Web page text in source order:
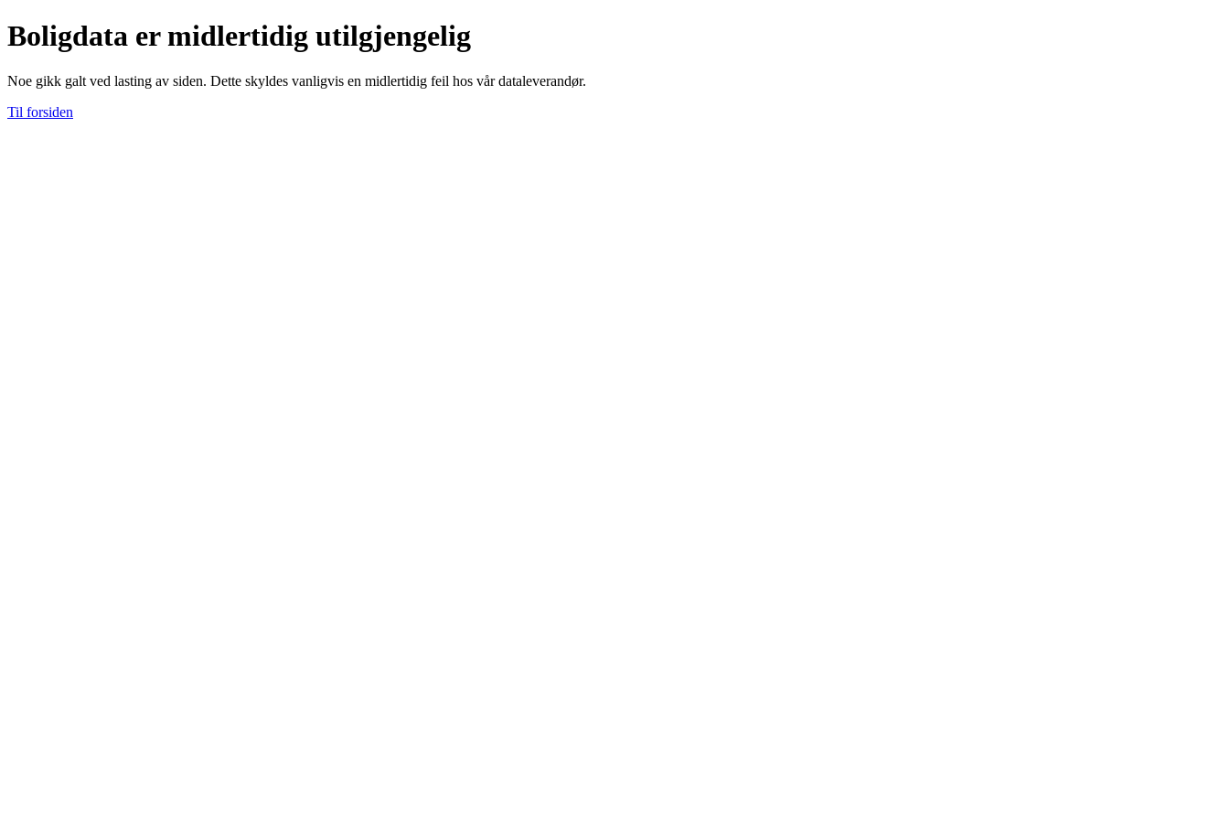
Boligdata er midlertidig utilgjengelig
Noe gikk galt ved lasting av siden. Dette skyldes vanligvis en midlertidig feil hos vår dataleverandør.
Til forsiden